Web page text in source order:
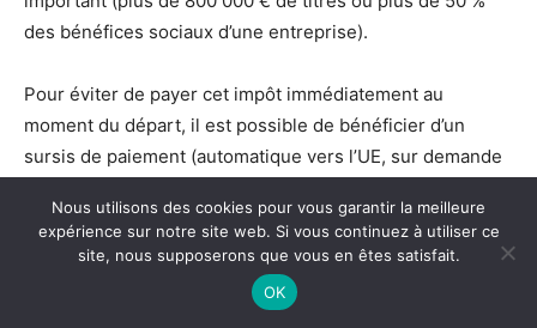
des bénéfices sociaux d’une entreprise).
Pour éviter de payer cet impôt immédiatement au
moment du départ, il est possible de bénéficier d’un
sursis de paiement (automatique vers l’UE, sur demande
conservez vos titres pendant une durée définie (2, 5 ou
15 ans selon la date et les conditions du départ).
Puis-je conserver mon compte bancaire français en tant
Nous utilisons des cookies pour vous garantir la meilleure
expérience sur notre site web. Si vous continuez à utiliser ce
site, nous supposerons que vous en êtes satisfait.
OK